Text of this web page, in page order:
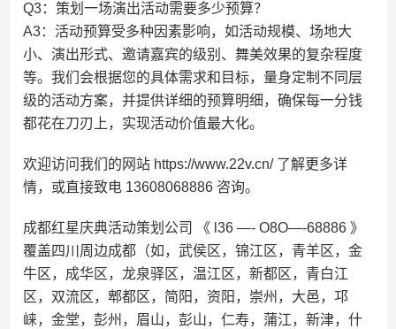
Q3：策划一场演出活动需要多少预算？
A3：活动预算受多种因素影响，如活动规模、场地大
小、演出形式、邀请嘉宾的级别、舞美效果的复杂程度
等。我们会根据您的具体需求和目标，量身定制不同层
级的活动方案，并提供详细的预算明细，确保每一分钱
都花在刀刃上，实现活动价值最大化。
欢迎访问我们的网站 https://www.22v.cn/ 了解更多详
情，或直接致电 13608068886 咨询。
成都红星庆典活动策划公司 《 l36 —- O8O—-68886 》
覆盖四川周边成都（如，武侯区，锦江区，青羊区，金
牛区，成华区，龙泉驿区，温江区，新都区，青白江
区，双流区，郫都区，简阳，资阳，崇州，大邑，邛
崃，金堂，彭州，眉山，彭山，仁寿，蒲江，新津，什